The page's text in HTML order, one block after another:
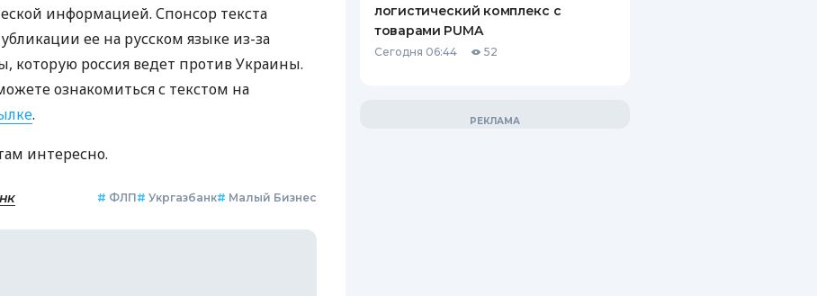
информацией. Спонсор текста
ее на русском языке из-за
которую россия ведет против Украины.
ознакомиться с текстом на
.
интересно.
# ФЛП# Укргазбанк# Малый Бизнес
логистический комплекс с
товарами PUMA
Сегодня 06:44 52